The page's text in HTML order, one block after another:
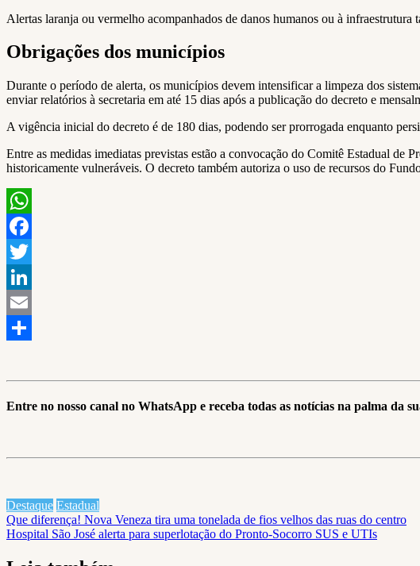
Alertas laranja ou vermelho acompanhados de danos humanos ou à infraestrutura
Obrigações dos municípios
Durante o período de alerta, os municípios devem intensificar a limpeza dos
enviar relatórios à secretaria em até 15 dias após a publicação do decreto e
A vigência inicial do decreto é de 180 dias, podendo ser prorrogada enquanto
Entre as medidas imediatas previstas estão a convocação do Comitê Estadual
historicamente vulneráveis. O decreto também autoriza o uso de recursos do
WhatsApp
Facebook
Twitter
LinkedIn
Email
Entre no nosso canal no WhatsApp e receba todas as notícias na palma da
Destaque Estadual
Navegação
de
Que diferença! Nova Veneza tira uma tonelada de fios velhos das ruas do centro
Hospital São José alerta para superlotação do Pronto-Socorro SUS e UTIs